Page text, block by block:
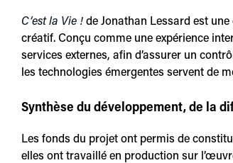
C’est la Vie !de Jonathan Lessard est
créatif. Conçu comme une expérience
services externes, afin d’assurer un
les technologies émergentes servent de
Synthèse du développement, de la
Les fonds du projet ont permis de
elles ont travaillé en production sur